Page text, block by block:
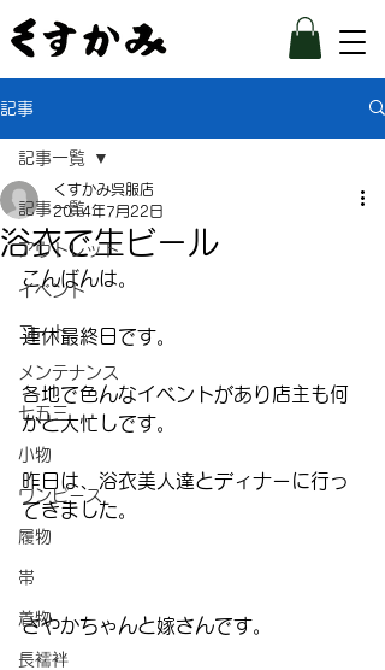
記事
記事一覧
アウトレット
イベント
コート
メンテナンス
七五三
小物
ワンピース
履物
帯
着物
長襦袢
記事一覧
浴衣で生ビール
くすかみ呉服店
2014年7月22日
こんばんは。
連休最終日です。
各地で色んなイベントがあり店主も何
かと大忙しです。
昨日は、浴衣美人達とディナーに行っ
てきました。
さやかちゃんと嫁さんです。